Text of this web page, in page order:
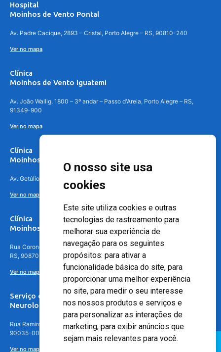
O nosso site usa
cookies
Este site utiliza cookies e outras
tecnologias de rastreamento para
melhorar sua experiência de
navegação para os seguintes
propósitos: para ativar a
funcionalidade básica do site, para
proporcionar uma melhor experiência
no site, para medir o seu interesse
nos nossos produtos e serviços e
para personalizar as interações de
marketing, para exibir anúncios que
sejam mais relevantes para você.
Hospital
Moinhos de Vento Pontal
Av. Padre Cacique, 2893 – Cristal, Porto Alegre – RS, 90810-240
Ver no mapa
Clínica
Moinhos de Vento Iguatemi
Av. João Wallig, 1800 – 3º andar – Passo d'Areia, Porto Alegre – RS,
91349-900
Ver no mapa
Clínica
Moinhos de Vento Canoas
Av. Getúlio Vargas, 4841 – Centro, Canoas – RS, 92010-010
Ver no mapa
Clínica
Moinhos de Vento - Teresópolis
Rua Coronel Aparício Borges, 250 - 3º andar - Teresópolis, Porto Alegre -
RS, 90870-016
Ver no mapa
Serviço de
Neurologia
Rua Ramiro Barcelos, 630 – 5º andar – Floresta, Porto Alegre – RS,
90035-001
Ver no mapa